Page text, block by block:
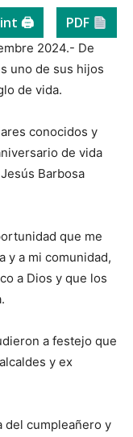
🖨 PDF
2024.- De
uno de sus hijos
de vida.
conocidos y
de vida
Barbosa
que me
y a mi comunidad,
a Dios y que los
a festejo que
y ex
del cumpleañero y